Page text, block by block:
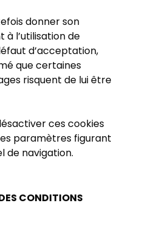
donner son
l’utilisation de
d’acceptation,
que certaines
risquent de lui être
ces cookies
paramètres figurant
de navigation.
CONDITIONS